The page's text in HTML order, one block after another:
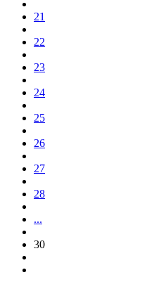
21
22
23
24
25
26
27
28
...
30